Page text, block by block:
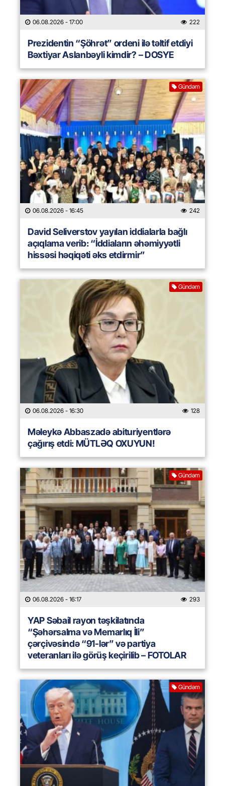
06.08.2026 - 17:00 222
Prezidentin “Şöhrət” ordeni ilə təltif etdiyi
Bəxtiyar Aslanbəyli kimdir? – DOSYE
Gündəm
06.08.2026 - 16:45 242
David Seliverstov yayılan iddialarla bağlı
açıqlama verib: “İddiaların əhəmiyyətli
hissəsi həqiqəti əks etdirmir”
Gündəm
06.08.2026 - 16:30 128
Məleykə Abbaszadə abituriyentlərə
çağırış etdi: MÜTLƏQ OXUYUN!
Gündəm
06.08.2026 - 16:17 293
YAP Səbail rayon təşkilatında
“Şəhərsalma və Memarlıq İli”
çərçivəsində “91-lər” və partiya
veteranları ilə görüş keçirilib – FOTOLAR
Gündəm